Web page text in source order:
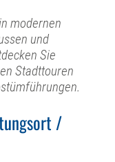
modernen
und
Sie
Stadttouren
/